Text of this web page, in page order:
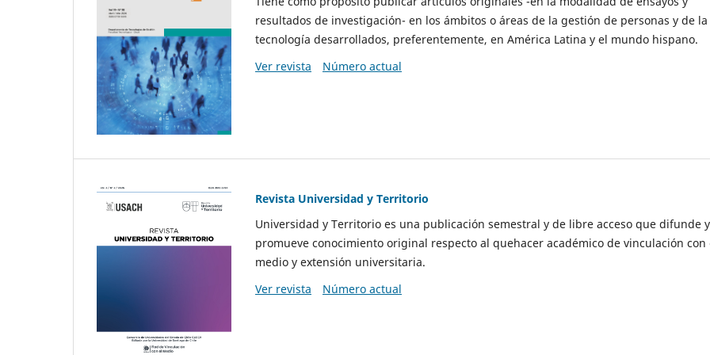
resultados de investigación- en los ámbitos o áreas de la gestión de personas y de la
tecnología desarrollados, preferentemente, en América Latina y el mundo hispano.
Ver revista
Número actual
Revista Universidad y Territorio
Universidad y Territorio es una publicación semestral y de libre acceso que difunde y
promueve conocimiento original respecto al quehacer académico de vinculación con
medio y extensión universitaria.
Ver revista
Número actual